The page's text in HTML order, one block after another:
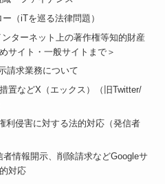
（iTを巡る法律問題）
ターネット上の著作権等知的財産
サイト・一般サイトまで＞
請求業務について
置などX（エックス）（旧Twitter/
利侵害に対する法的対応（発信者
情報開示、削除請求などGoogleサ
対応